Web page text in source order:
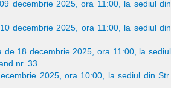
decembrie 2025, ora 11:00, la sediul din
decembrie 2025, ora 11:00, la sediul din
de 18 decembrie 2025, ora 11:00, la sediul
nr. 33
2025, ora 10:00, la sediul din Str.